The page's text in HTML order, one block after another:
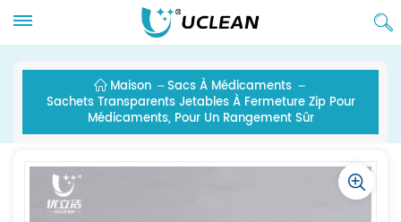
Maison
Sacs À Médicaments
Sachets Transparents Jetables À Fermeture Zip Pour
Médicaments, Pour Un Rangement Sûr